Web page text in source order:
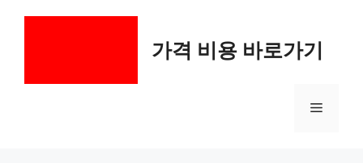
가격 비용 바로가기
메